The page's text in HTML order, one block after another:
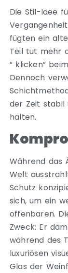
Die Stil-Idee
fügten ein
Teil tut mehr
“ klicken”
Dennoch
der Zeit stabil
halten.
Während das
Welt
Schutz
sich, um ein
offenbaren.
Zweck: Er
während des
luxuriösen
Glas der